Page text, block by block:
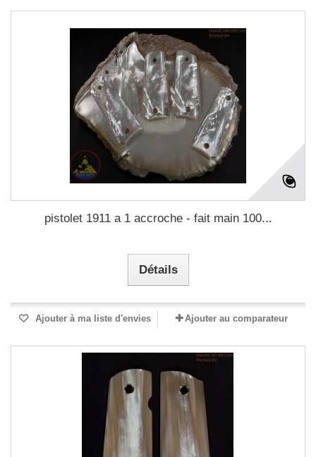
pistolet 1911 a 1 accroche - fait main 100...
Détails
Ajouter à ma liste d'envies Ajouter au comparateur